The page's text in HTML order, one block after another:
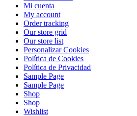
Mi cuenta
My account
Order tracking
Our store grid
Our store list
Personalizar Cookies
Política de Cookies
Política de Privacidad
Sample Page
Sample Page
Shop
Shop
Wishlist